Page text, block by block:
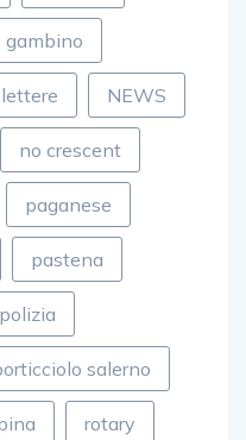
gambino
lettere NEWS
no crescent
paganese
pastena
polizia
salerno
rotary